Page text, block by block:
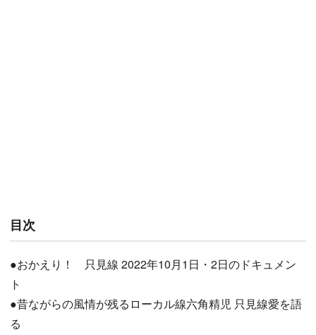
目次
●おかえり！ 只見線 2022年10月1日・2日のドキュメン
ト
●昔ながらの風情が残るローカル線六角精児 只見線愛を語
る